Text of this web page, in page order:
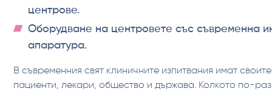
центрове.
Оборудване на центровете със съвременна
апаратура.
В съвременния свят клиничните изпитвания имат
пациенти, лекари, общество и държава. Колкото по-